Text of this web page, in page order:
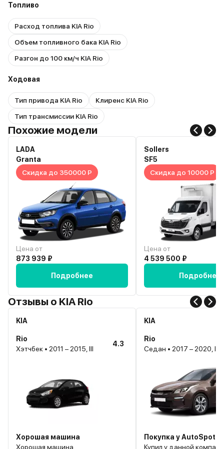
Топливо
Расход топлива KIA Rio
Объем топливного бака KIA Rio
Разгон до 100 км/ч KIA Rio
Ходовая
Тип привода KIA Rio
Клиренс KIA Rio
Тип трансмиссии KIA Rio
Похожие модели
LADA
Granta
Скидка до 350000 Р
Цена от
873 939 ₽
Подробнее
Sollers
SF5
Скидка до 10000 Р
Цена от
4 539 500 ₽
Подробнее
Отзывы о KIA Rio
KIA
Rio
Хэтчбек • 2011 – 2015, III
4.3
Хорошая машина
Хорошая машина
KIA
Rio
Седан • 2017 – 2020, IV
Покупка у AutoSpot
Купил у данной